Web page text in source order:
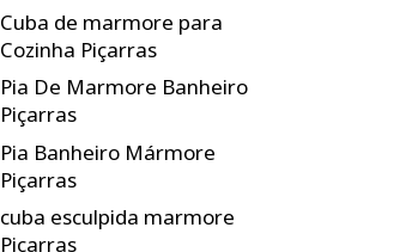
Cuba de marmore para
Cozinha Piçarras
Pia De Marmore Banheiro
Piçarras
Pia Banheiro Mármore
Piçarras
cuba esculpida marmore
Piçarras